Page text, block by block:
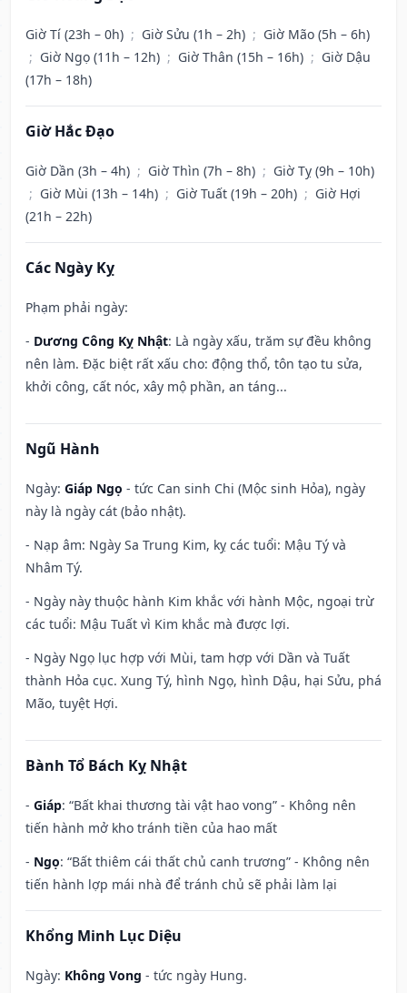
Giờ Tí (23h – 0h) ; Giờ Sửu (1h – 2h) ; Giờ Mão (5h – 6h)
; Giờ Ngọ (11h – 12h) ; Giờ Thân (15h – 16h) ; Giờ Dậu
(17h – 18h)
Giờ Hắc Đạo
Giờ Dần (3h – 4h) ; Giờ Thìn (7h – 8h) ; Giờ Tỵ (9h – 10h)
; Giờ Mùi (13h – 14h) ; Giờ Tuất (19h – 20h) ; Giờ Hợi
(21h – 22h)
Các Ngày Kỵ
Phạm phải ngày:
- Dương Công Kỵ Nhật: Là ngày xấu, trăm sự đều không
nên làm. Đặc biệt rất xấu cho: động thổ, tôn tạo tu sửa,
khởi công, cất nóc, xây mộ phần, an táng...
Ngũ Hành
Ngày: Giáp Ngọ - tức Can sinh Chi (Mộc sinh Hỏa), ngày
này là ngày cát (bảo nhật).
- Nạp âm: Ngày Sa Trung Kim, kỵ các tuổi: Mậu Tý và
Nhâm Tý.
- Ngày này thuộc hành Kim khắc với hành Mộc, ngoại trừ
các tuổi: Mậu Tuất vì Kim khắc mà được lợi.
- Ngày Ngọ lục hợp với Mùi, tam hợp với Dần và Tuất
thành Hỏa cục. Xung Tý, hình Ngọ, hình Dậu, hại Sửu, phá
Mão, tuyệt Hợi.
Bành Tổ Bách Kỵ Nhật
- Giáp: “Bất khai thương tài vật hao vong” - Không nên
tiến hành mở kho tránh tiền của hao mất
- Ngọ: “Bất thiêm cái thất chủ canh trương” - Không nên
tiến hành lợp mái nhà để tránh chủ sẽ phải làm lại
Khổng Minh Lục Diệu
Ngày: Không Vong - tức ngày Hung.